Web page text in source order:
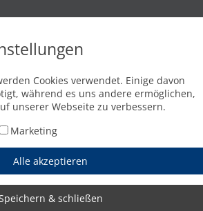
Cookies verwendet. Einige davon
während es uns andere ermöglichen,
unserer Webseite zu verbessern.
Marketing
Alle akzeptieren
& schließen